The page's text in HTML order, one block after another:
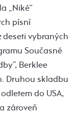
„Niké“
písní
deseti vybraných
Současné
Berklee
Druhou skladbu
do USA,
zároveň